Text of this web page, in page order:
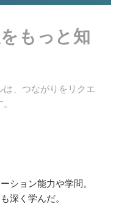
もっと知
、つながりをリクエ
ション能力や学問。
深く学んだ。